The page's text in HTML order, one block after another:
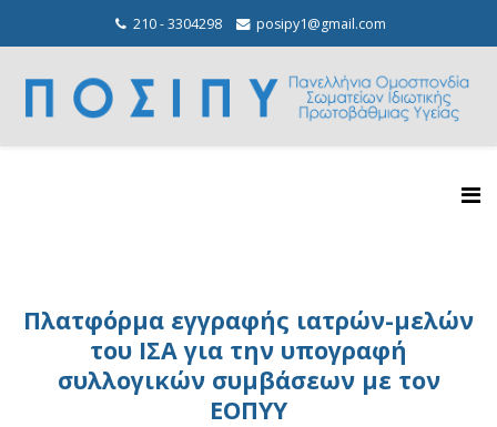
210 - 3304298 posipy1@gmail.com
Πλατφόρμα εγγραφής ιατρών-μελών
του ΙΣΑ για την υπογραφή
συλλογικών συμβάσεων με τον
ΕΟΠΥΥ